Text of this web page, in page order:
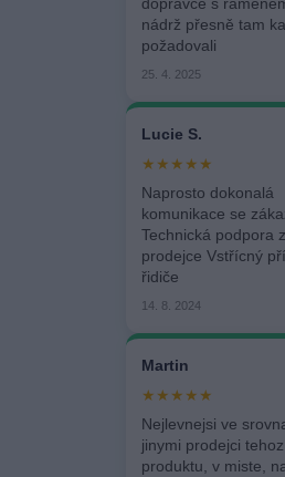
dopravce s
nádrž přesně tam
požadovali
25. 4. 2025
Lucie S.
★★★★★
Naprosto dokonalá
komunikace se
Technická podpora
prodejce Vstřícný
řidiče
14. 8. 2024
Martin
★★★★★
Nejlevnejsi ve
jinymi prodejci tehoz
produktu, v miste,